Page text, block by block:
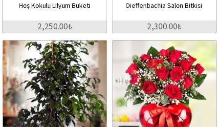
Hoş Kokulu Lilyum Buketi
2,250.00₺
Dieffenbachia Salon Bitkisi
2,300.00₺